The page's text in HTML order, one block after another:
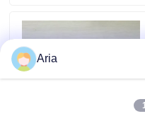
Neuigkeiten
Bitte um ein Angebot
Pneumatische
Aria